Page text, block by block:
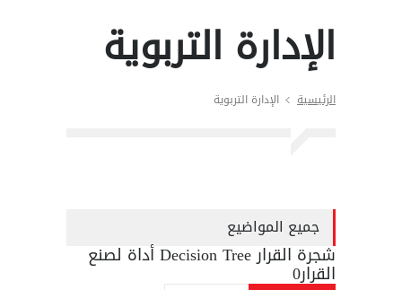
الإدارة التربوية
الرئيسية الإدارة التربوية
جميع المواضيع
شجرة القرار Decision Tree أداة لصنع
القرار0